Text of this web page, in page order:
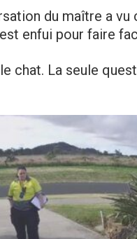
du maître a vu
enfui pour faire
chat. La seule